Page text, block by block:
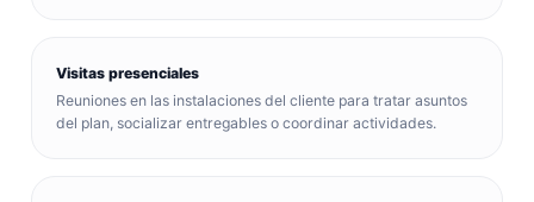
Visitas presenciales
Reuniones en las instalaciones del cliente para tratar asuntos
del plan, socializar entregables o coordinar actividades.